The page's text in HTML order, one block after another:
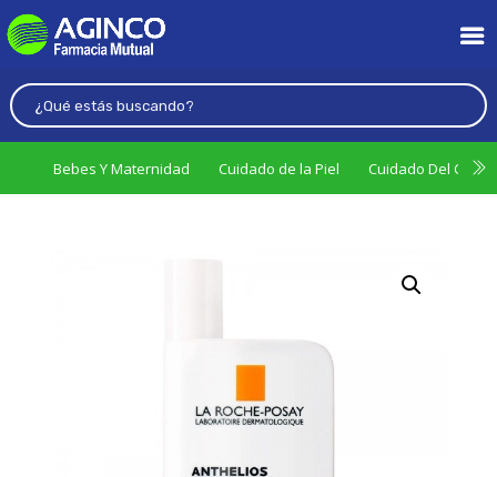
Bebes Y Maternidad Cuidado de la Piel Cuidado Del